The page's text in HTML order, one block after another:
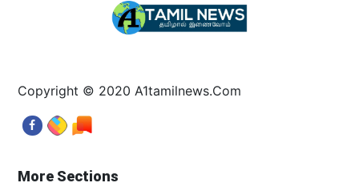
Copyright © 2020 A1tamilnews.Com
More Sections